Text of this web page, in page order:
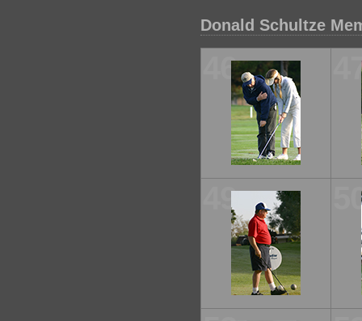
Donald Schultze
46
49